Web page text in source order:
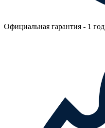
Официальная гарантия - 1 год